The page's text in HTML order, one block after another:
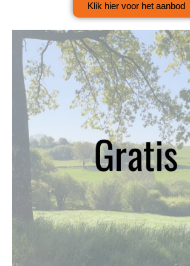
Klik hier voor het aanbod